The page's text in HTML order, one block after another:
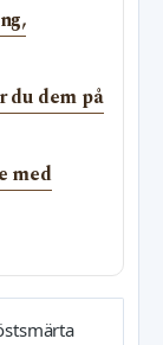
du dem på
med